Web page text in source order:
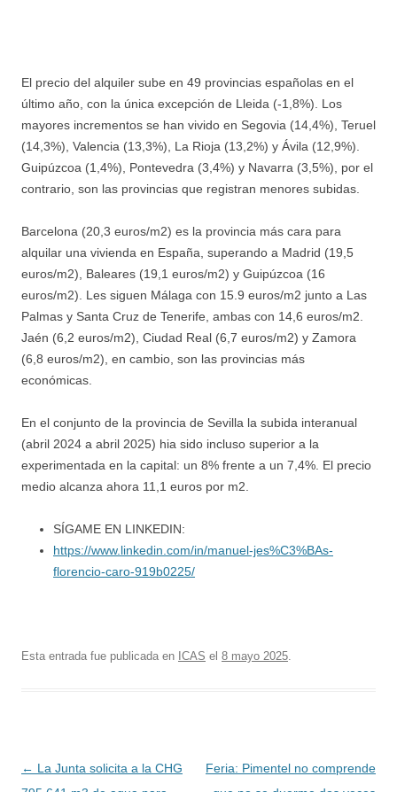
El precio del alquiler sube en 49 provincias españolas en el
último año, con la única excepción de Lleida (-1,8%). Los
mayores incrementos se han vivido en Segovia (14,4%), Teruel
(14,3%), Valencia (13,3%), La Rioja (13,2%) y Ávila (12,9%).
Guipúzcoa (1,4%), Pontevedra (3,4%) y Navarra (3,5%), por el
contrario, son las provincias que registran menores subidas.
Barcelona (20,3 euros/m2) es la provincia más cara para
alquilar una vivienda en España, superando a Madrid (19,5
euros/m2), Baleares (19,1 euros/m2) y Guipúzcoa (16
euros/m2). Les siguen Málaga con 15.9 euros/m2 junto a Las
Palmas y Santa Cruz de Tenerife, ambas con 14,6 euros/m2.
Jaén (6,2 euros/m2), Ciudad Real (6,7 euros/m2) y Zamora
(6,8 euros/m2), en cambio, son las provincias más
económicas.
En el conjunto de la provincia de Sevilla la subida interanual
(abril 2024 a abril 2025) hia sido incluso superior a la
experimentada en la capital: un 8% frente a un 7,4%. El precio
medio alcanza ahora 11,1 euros por m2.
SÍGAME EN LINKEDIN:
https://www.linkedin.com/in/manuel-jes%C3%BAs-
florencio-caro-919b0225/
Esta entrada fue publicada en ICAS el 8 mayo 2025.
Navegación
← La Junta solicita a la CHG
Feria: Pimentel no comprende